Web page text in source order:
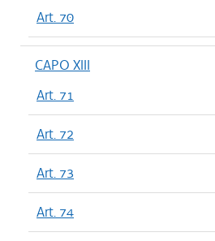
Art. 70
CAPO XIII
Art. 71
Art. 72
Art. 73
Art. 74